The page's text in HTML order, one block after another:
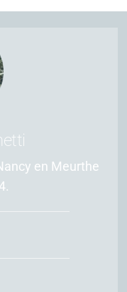
en Meurthe